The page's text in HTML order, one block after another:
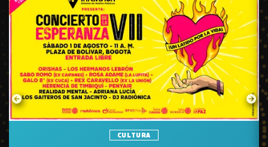
CULTURA